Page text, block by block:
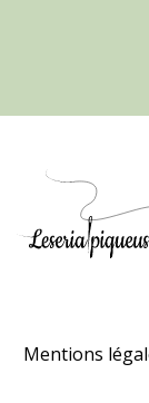
Mentions